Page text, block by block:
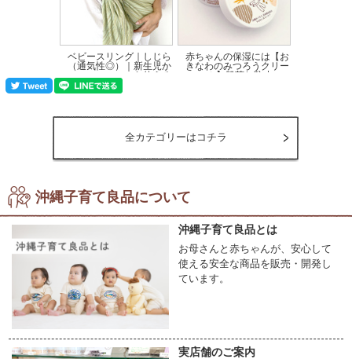
ベビースリング｜しじら
（通気性◎）｜新生児か
ら使える
価格:10,450円(税込)
赤ちゃんの保湿には【お
きなわのみつろうクリー
ム】肌荒れ防止に...
全カテゴリーはコチラ
沖縄子育て良品について
沖縄子育て良品とは
お母さんと赤ちゃんが、安心して
使える安全な商品を販売・開発し
ています。
実店舗のご案内